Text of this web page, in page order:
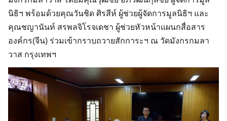
นิธิฯ พร้อมด้วยคุณวันชิด ศิรสีห์ ผู้ช่วยผู้จัดการมูลนิธิฯ และ
คุณชญานันท์ สรพลจิโรจเดชา ผู้ช่วยหัวหน้าแผนกสื่อสาร
องค์กร(จีน) ร่วมเข้ากราบถวายสักการะฯ ณ วัดมังกรกมลา
วาส กรุงเทพฯ